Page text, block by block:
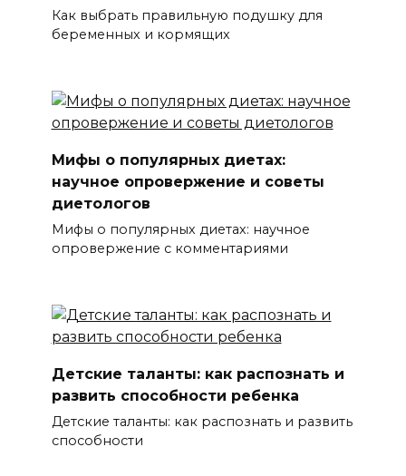
Как выбрать правильную подушку для
беременных и кормящих
Мифы о популярных диетах:
научное опровержение и советы
диетологов
Мифы о популярных диетах: научное
опровержение с комментариями
Детские таланты: как распознать и
развить способности ребенка
Детские таланты: как распознать и развить
способности